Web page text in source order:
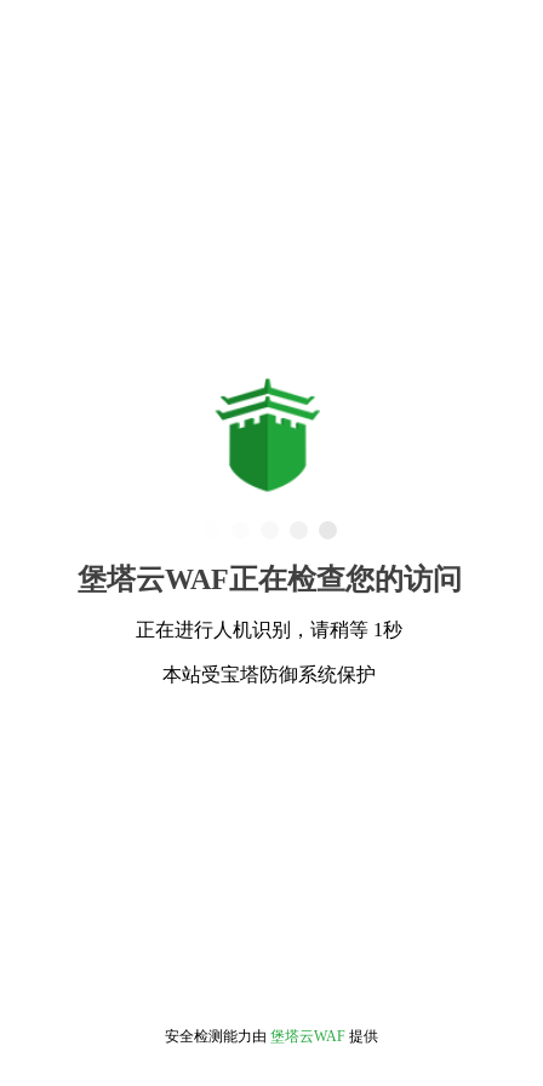
堡塔云WAF正在检查您的访问
正在进行人机识别，请稍等 1秒
本站受宝塔防御系统保护
安全检测能力由 堡塔云WAF 提供